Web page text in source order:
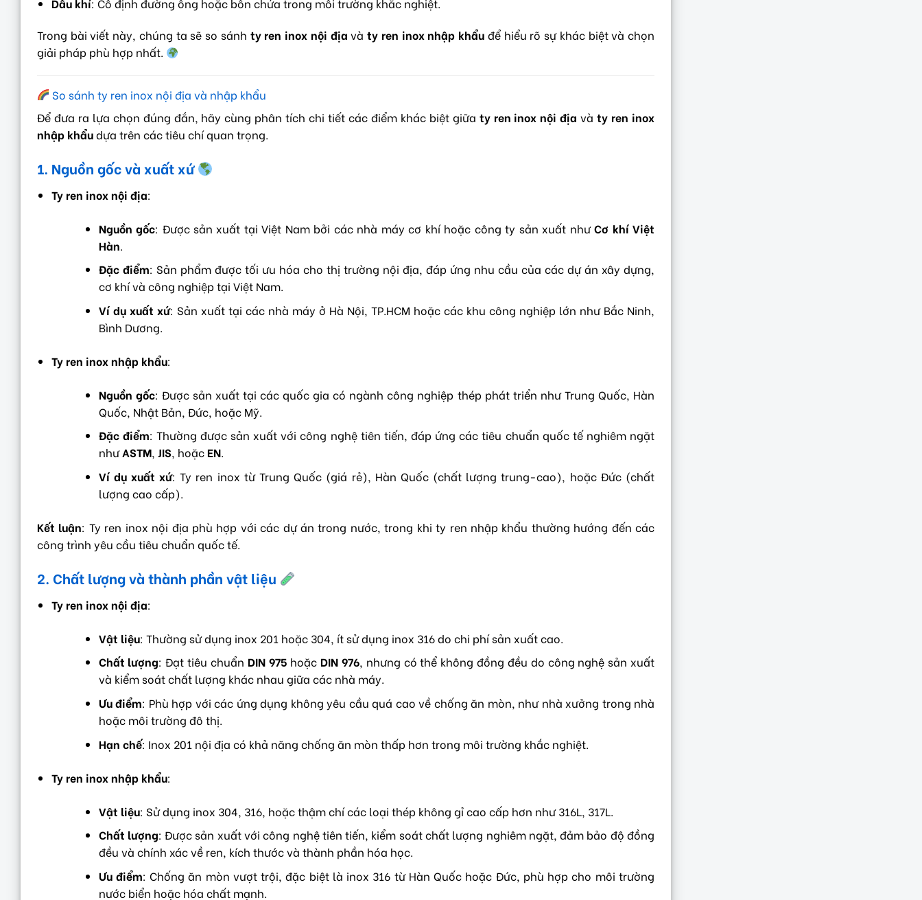
Dầu khí: Cố định đường ống hoặc bồn chứa trong môi trường khắc nghiệt.
Trong bài viết này, chúng ta sẽ so sánh ty ren inox nội địa vàty ren inox nhập khẩu để hiểu rõ sự khác biệt và chọn
giải pháp phù hợp nhất.
So sánh ty ren inox nội địa và nhập khẩu
Để đưa ra lựa chọn đúng đắn, hãy cùng phân tích chi tiết các điểm khác biệt giữa ty ren inox nội địa vàty ren inox
nhập khẩudựa trên các tiêu chí quan trọng.
1. Nguồn gốc và xuất xứ
Ty ren inox nội địa:
Nguồn gốc: Được sản xuất tại Việt Nam bởi các nhà máy cơ khí hoặc công ty sản xuất nhưCơ khí Việt
Hàn.
Đặc điểm: Sản phẩm được tối ưu hóa cho thị trường nội địa, đáp ứng nhu cầu của các dự án xây dựng,
cơ khí và công nghiệp tại Việt Nam.
Ví dụ xuất xứ: Sản xuất tại các nhà máy ở Hà Nội, TP.HCM hoặc các khu công nghiệp lớn như Bắc Ninh,
Bình Dương.
Ty ren inox nhập khẩu:
Nguồn gốc: Được sản xuất tại các quốc gia có ngành công nghiệp thép phát triển như Trung Quốc, Hàn
Quốc, Nhật Bản, Đức, hoặc Mỹ.
Đặc điểm: Thường được sản xuất với công nghệ tiên tiến, đáp ứng các tiêu chuẩn quốc tế nghiêm ngặt
nhưASTM, JIS, hoặc EN.
Ví dụ xuất xứ: Ty ren inox từ Trung Quốc (giá rẻ), Hàn Quốc (chất lượng trung-cao), hoặc Đức (chất
lượng cao cấp).
Kết luận: Ty ren inox nội địa phù hợp với các dự án trong nước, trong khi ty ren nhập khẩu thường hướng đến các
công trình yêu cầu tiêu chuẩn quốc tế.
2. Chất lượng và thành phần vật liệu
Ty ren inox nội địa:
Vật liệu: Thường sử dụng inox 201 hoặc 304, ít sử dụng inox 316 do chi phí sản xuất cao.
Chất lượng: Đạt tiêu chuẩn DIN 975 hoặcDIN 976, nhưng có thể không đồng đều do công nghệ sản xuất
và kiểm soát chất lượng khác nhau giữa các nhà máy.
Ưu điểm: Phù hợp với các ứng dụng không yêu cầu quá cao về chống ăn mòn, như nhà xưởng trong nhà
hoặc môi trường đô thị.
Hạn chế: Inox 201 nội địa có khả năng chống ăn mòn thấp hơn trong môi trường khắc nghiệt.
Ty ren inox nhập khẩu:
Vật liệu: Sử dụng inox 304, 316, hoặc thậm chí các loại thép không gỉ cao cấp hơn như 316L, 317L.
Chất lượng: Được sản xuất với công nghệ tiên tiến, kiểm soát chất lượng nghiêm ngặt, đảm bảo độ đồng
đều và chính xác về ren, kích thước và thành phần hóa học.
Ưu điểm: Chống ăn mòn vượt trội, đặc biệt là inox 316 từ Hàn Quốc hoặc Đức, phù hợp cho môi trường
nước biển hoặc hóa chất mạnh.